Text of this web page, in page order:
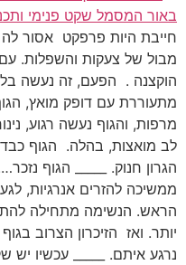
חייבת היות פרפקט אסור
מבול של צעקות והשפלות.
הוקצנה . הפעם, זה נעשה
מתעוררת עם דופק מואץ,
מרפות, והגוף נעשה רגוע,
לב מואצות, בהלה. הגוף
הגרון חנוק. _____ הגוף
ממשיכה להזרים אנרגיות,
הראש. הנשימה מתחילה
יותר. ואז הזיכרון הצרוב
נרגע איתם. _____ עכשיו